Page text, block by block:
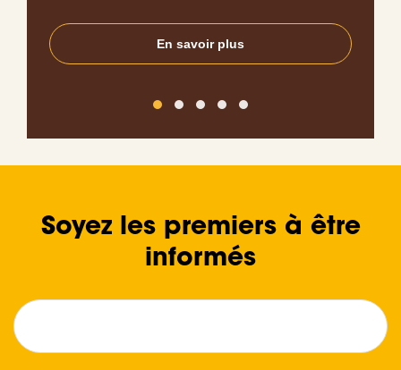
En savoir plus
Soyez les premiers à être
informés